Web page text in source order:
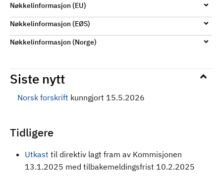
Nøkkelinformasjon (EU)
Nøkkelinformasjon (EØS)
Nøkkelinformasjon (Norge)
Siste nytt
Norsk forskrift kunngjort 15.5.2026
Tidligere
Utkast til direktiv lagt fram av Kommisjonen
13.1.2025 med tilbakemeldingsfrist 10.2.2025